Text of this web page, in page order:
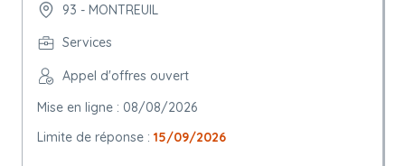
93 - MONTREUIL
Services
Appel d'offres ouvert
Mise en ligne : 08/08/2026
Limite de réponse : 15/09/2026